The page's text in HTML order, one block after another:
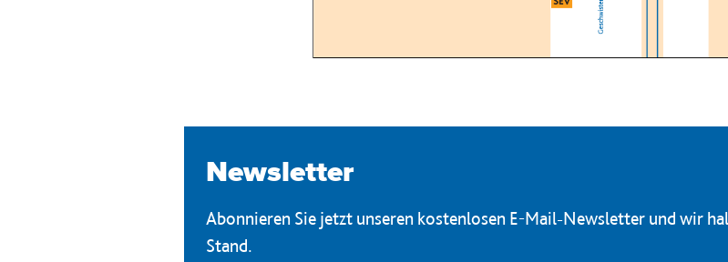
Newsletter
Abonnieren Sie jetzt unseren kostenlosen E-Mail-Newsletter und wir
Stand.